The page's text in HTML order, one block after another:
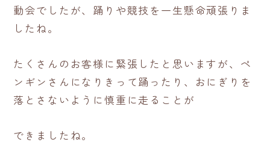
動会でしたが、踊りや競技を一生懸命頑張りま
したね。
たくさんのお客様に緊張したと思いますが、ペ
ンギンさんになりきって踊ったり、おにぎりを
落とさないように慎重に走ることが
できましたね。